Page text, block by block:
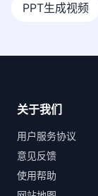
PPT生成视频
关于我们
用户服务协议
意见反馈
使用帮助